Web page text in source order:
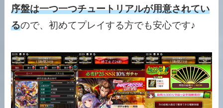
序盤は一つ一つチュートリアルが用意されてい
るので、初めてプレイする方でも安心です♪